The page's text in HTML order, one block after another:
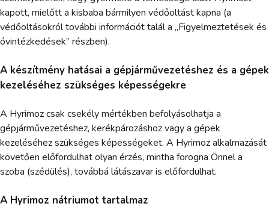
kapott, mielőtt a kisbaba bármilyen védőoltást kapna (a
védőoltásokról további információt talál a „Figyelmeztetések és
óvintézkedések” részben).
A készítmény hatásai a gépjárművezetéshez és a gépek
kezeléséhez szükséges képességekre
A Hyrimoz csak csekély mértékben befolyásolhatja a
gépjárművezetéshez, kerékpározáshoz vagy a gépek
kezeléséhez szükséges képességeket. A Hyrimoz alkalmazását
követően előfordulhat olyan érzés, mintha forogna Önnel a
szoba (szédülés), továbbá látászavar is előfordulhat.
A Hyrimoz nátriumot tartalmaz